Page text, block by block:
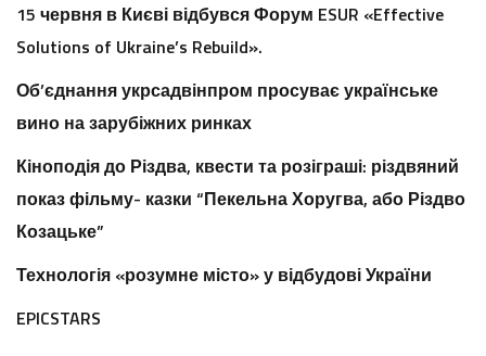
15 червня в Києві відбувся Форум ESUR «Effective
Solutions of Ukraine’s Rebuild».
Об’єднання укрсадвінпром просуває українське
вино на зарубіжних ринках
Кіноподія до Різдва, квести та розіграші: різдвяний
показ фільму- казки “Пекельна Хоругва, або Різдво
Козацьке”
Технологія «розумне місто» у відбудові України
EPICSTARS